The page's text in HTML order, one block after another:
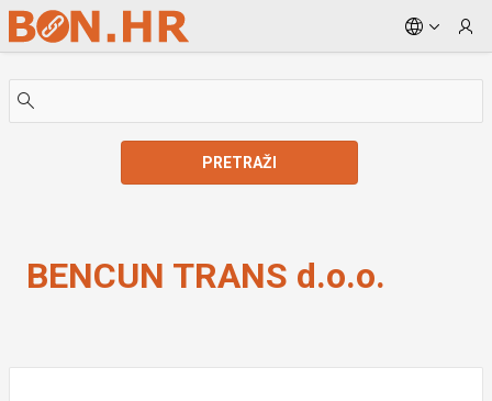
Skip to Main Content
PRETRAŽI
BENCUN TRANS d.o.o.